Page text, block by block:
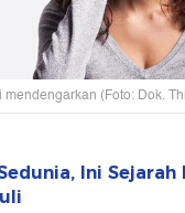
mendengarkan (Foto: Dok.
Ini